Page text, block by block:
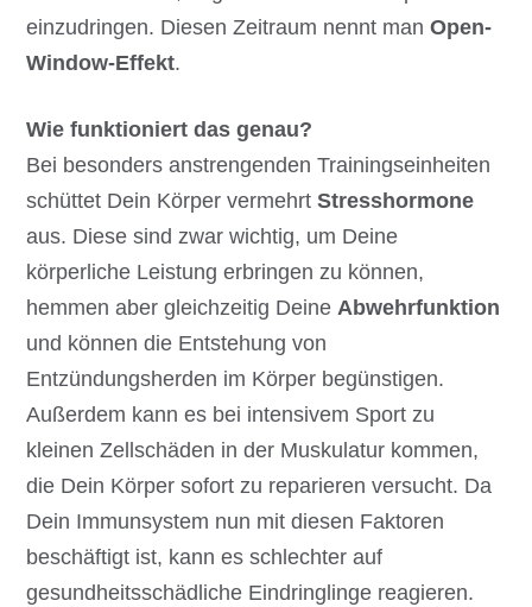
einzudringen. Diesen Zeitraum nennt manOpen-
Window-Effekt.
Wie funktioniert das genau?
Bei besonders anstrengenden Trainingseinheiten
schüttet Dein Körper vermehrtStresshormone
aus. Diese sind zwar wichtig, um Deine
körperliche Leistung erbringen zu können,
hemmen aber gleichzeitig DeineAbwehrfunktion
und können die Entstehung von
Entzündungsherden im Körper begünstigen.
Außerdem kann es bei intensivem Sport zu
kleinen Zellschäden in der Muskulatur kommen,
die Dein Körper sofort zu reparieren versucht. Da
Dein Immunsystem nun mit diesen Faktoren
beschäftigt ist, kann es schlechter auf
gesundheitsschädliche Eindringlinge reagieren.